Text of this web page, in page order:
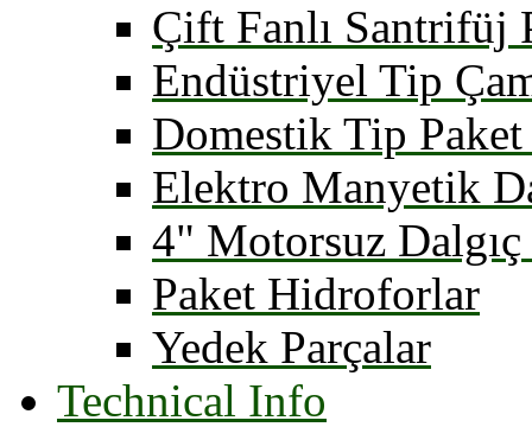
Çift Fanlı Santrifüj
Endüstriyel Tip
Domestik Tip
Elektro Manyetik
4" Motorsuz
Paket Hidroforlar
Yedek Parçalar
Technical Info